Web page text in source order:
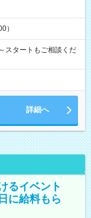
）
タートもご相談くだ
詳細へ
るイベント
に給料もら